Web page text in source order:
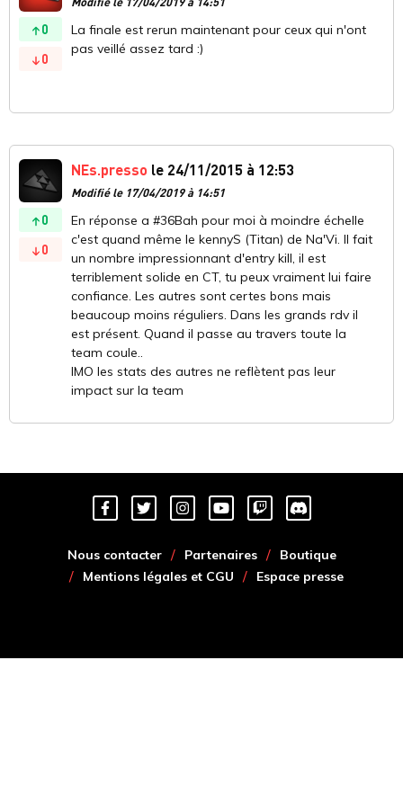
0
0
La finale est rerun maintenant pour ceux qui n'ont
pas veillé assez tard :)
0
0
NEs.presso le 24/11/2015 à 12:53
Modifié le 17/04/2019 à 14:51
En réponse a #36Bah pour moi à moindre échelle
c'est quand même le kennyS (Titan) de Na'Vi. Il fait
un nombre impressionnant d'entry kill, il est
terriblement solide en CT, tu peux vraiment lui faire
confiance. Les autres sont certes bons mais
beaucoup moins réguliers. Dans les grands rdv il
est présent. Quand il passe au travers toute la
team coule..
IMO les stats des autres ne reflètent pas leur
impact sur la team
Nous contacter Partenaires
Boutique
Mentions légales et CGU
Espace presse